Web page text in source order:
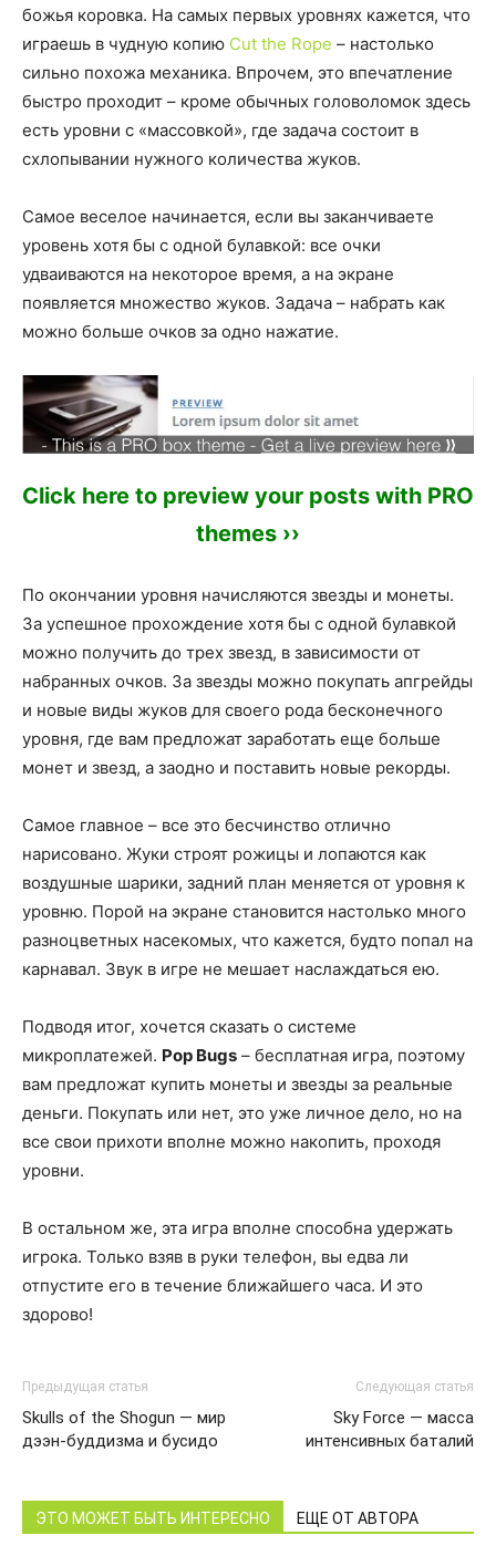
божья коровка. На самых первых уровнях кажется, что
играешь в чудную копию Cut the Rope – настолько
сильно похожа механика. Впрочем, это впечатление
быстро проходит – кроме обычных головоломок здесь
есть уровни с «массовкой», где задача состоит в
схлопывании нужного количества жуков.
Самое веселое начинается, если вы заканчиваете
уровень хотя бы с одной булавкой: все очки
удваиваются на некоторое время, а на экране
появляется множество жуков. Задача – набрать как
можно больше очков за одно нажатие.
Click here to preview your posts with PRO
themes ››
По окончании уровня начисляются звезды и монеты.
За успешное прохождение хотя бы с одной булавкой
можно получить до трех звезд, в зависимости от
набранных очков. За звезды можно покупать апгрейды
и новые виды жуков для своего рода бесконечного
уровня, где вам предложат заработать еще больше
монет и звезд, а заодно и поставить новые рекорды.
Самое главное – все это бесчинство отлично
нарисовано. Жуки строят рожицы и лопаются как
воздушные шарики, задний план меняется от уровня к
уровню. Порой на экране становится настолько много
разноцветных насекомых, что кажется, будто попал на
карнавал. Звук в игре не мешает наслаждаться ею.
Подводя итог, хочется сказать о системе
микроплатежей. Pop Bugs – бесплатная игра, поэтому
вам предложат купить монеты и звезды за реальные
деньги. Покупать или нет, это уже личное дело, но на
все свои прихоти вполне можно накопить, проходя
уровни.
В остальном же, эта игра вполне способна удержать
игрока. Только взяв в руки телефон, вы едва ли
отпустите его в течение ближайшего часа. И это
здорово!
Предыдущая статья
Skulls of the Shogun — мир
дээн-буддизма и бусидо
Следующая статья
Sky Force — масса
интенсивных баталий
ЭТО МОЖЕТ БЫТЬ ИНТЕРЕСНО ЕЩЕ ОТ АВТОРА